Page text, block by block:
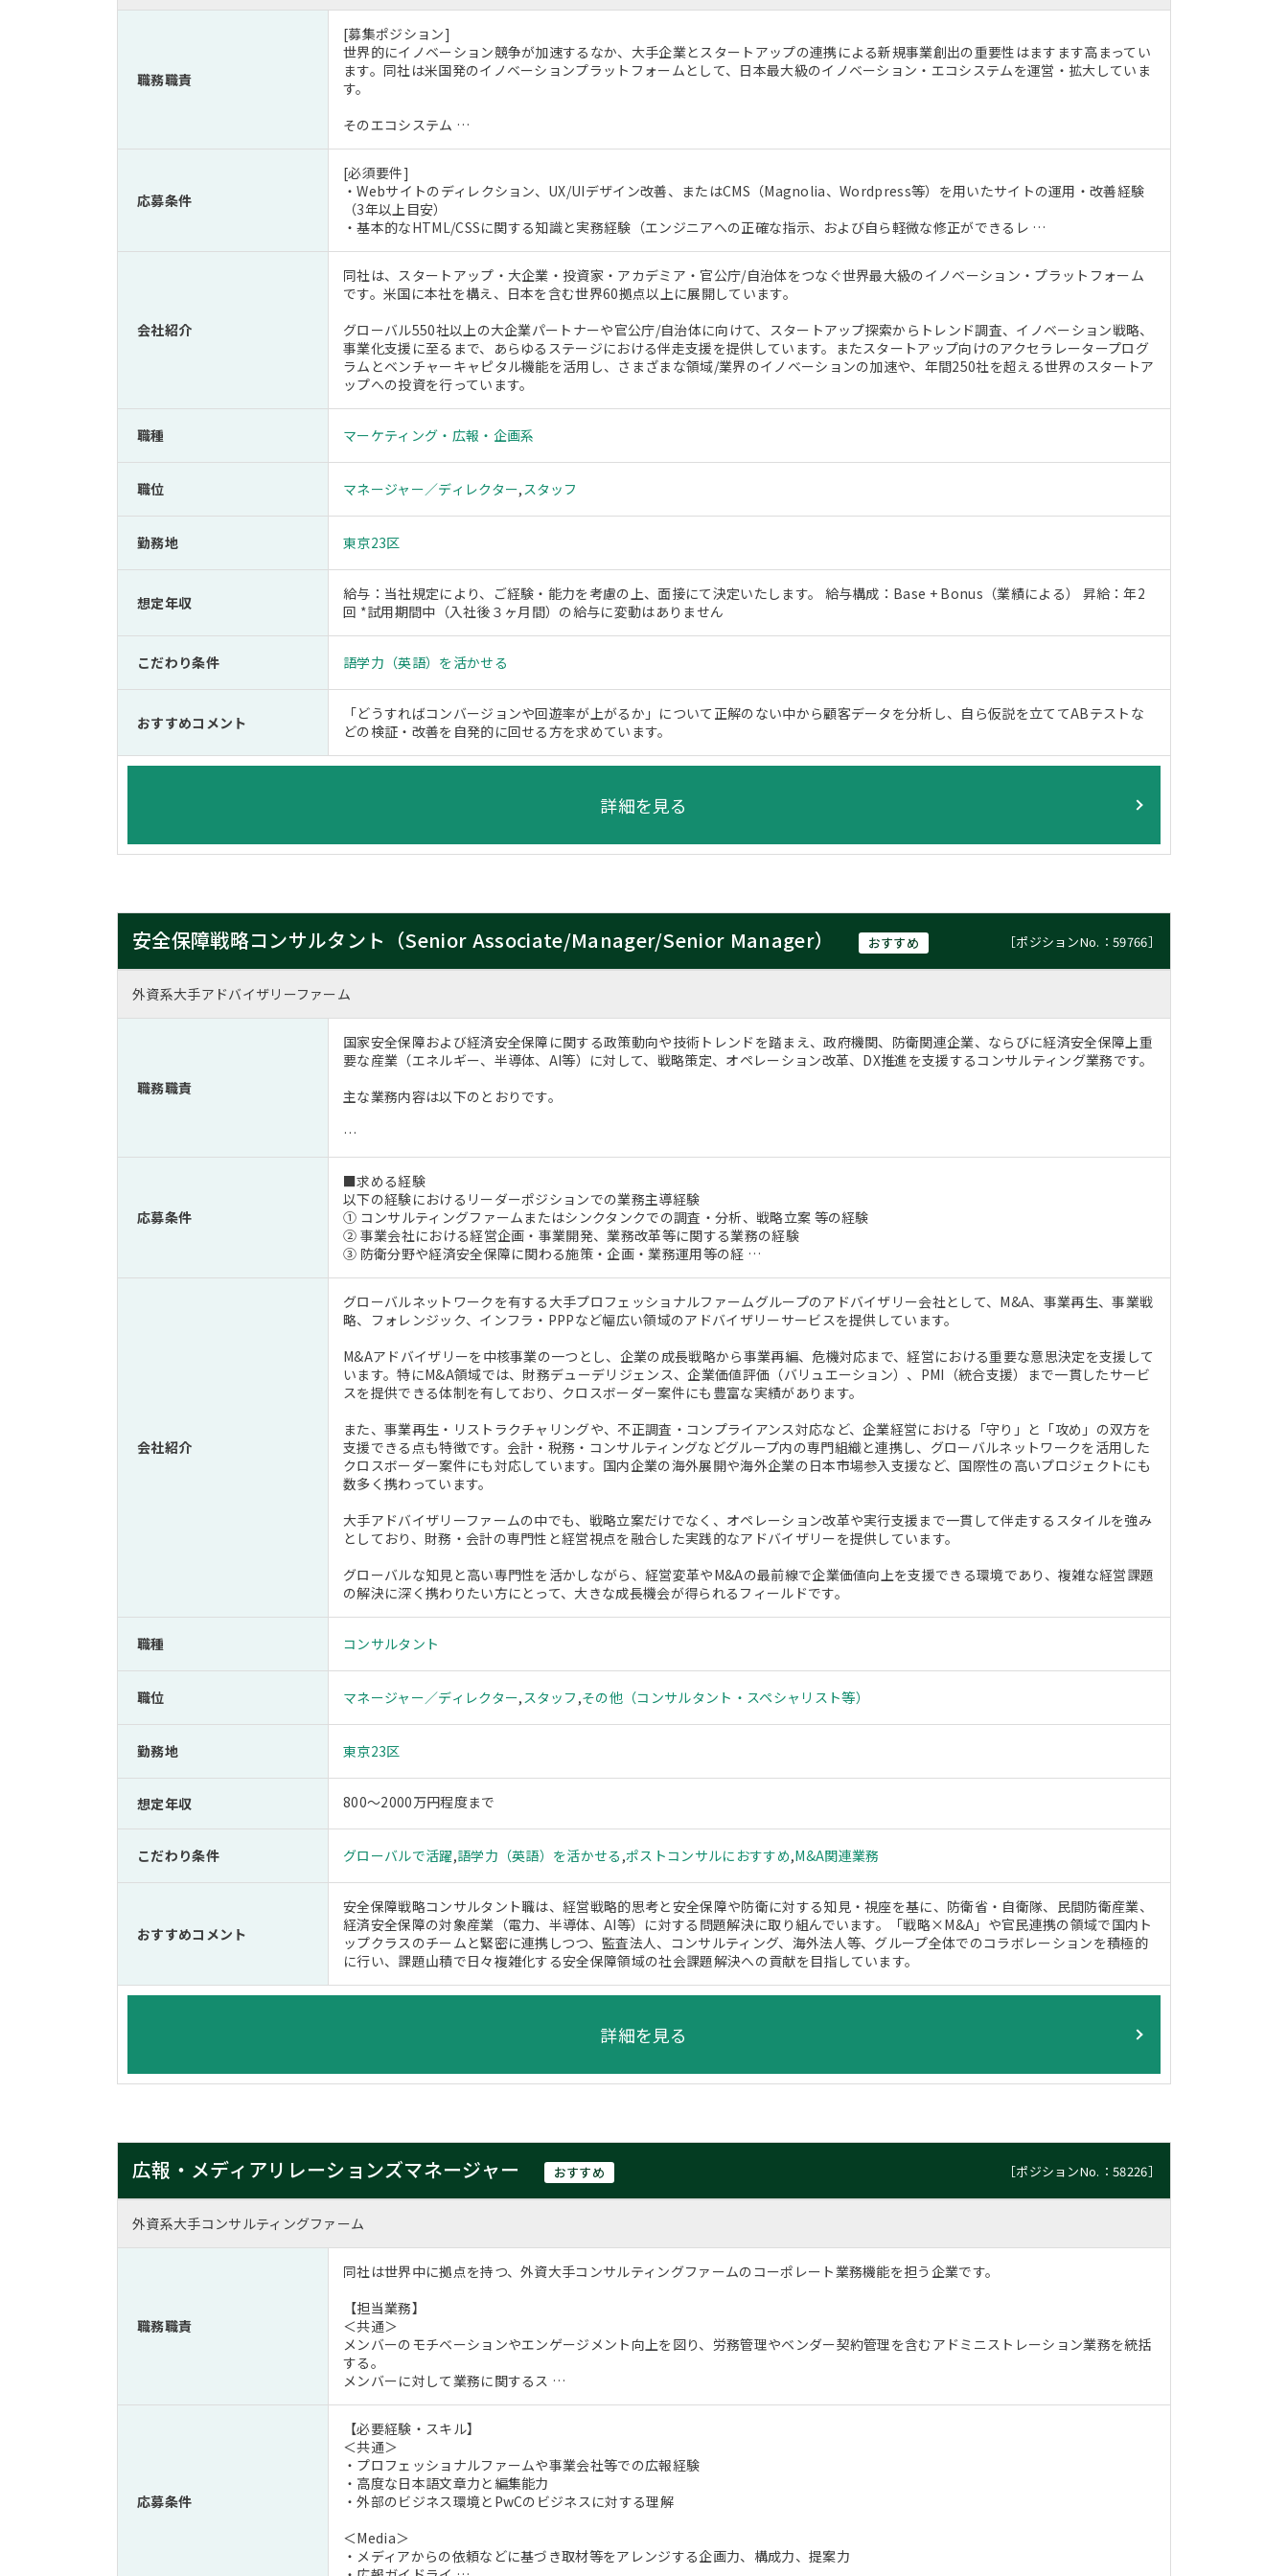
職務職責
[募集ポジション]
世界的にイノベーション競争が加速するなか、大手企業とスタートアップの連携による新規事業創出の重要性はますます高まってい
ます。同社は米国発のイノベーションプラットフォームとして、日本最大級のイノベーション・エコシステムを運営・拡大していま
す。
そのエコシステム …
応募条件
[必須要件]
・Webサイトのディレクション、UX/UIデザイン改善、またはCMS（Magnolia、Wordpress等）を用いたサイトの運用・改善経験
（3年以上目安）
・基本的なHTML/CSSに関する知識と実務経験（エンジニアへの正確な指示、および自ら軽微な修正ができるレ …
会社紹介
同社は、スタートアップ・大企業・投資家・アカデミア・官公庁/自治体をつなぐ世界最大級のイノベーション・プラットフォーム
です。米国に本社を構え、日本を含む世界60拠点以上に展開しています。
グローバル550社以上の大企業パートナーや官公庁/自治体に向けて、スタートアップ探索からトレンド調査、イノベーション戦略、
事業化支援に至るまで、あらゆるステージにおける伴走支援を提供しています。またスタートアップ向けのアクセラレータープログ
ラムとベンチャーキャピタル機能を活用し、さまざまな領域/業界のイノベーションの加速や、年間250社を超える世界のスタートア
ップへの投資を行っています。
職種 マーケティング・広報・企画系
職位 マネージャー／ディレクター,スタッフ
勤務地 東京23区
想定年収
給与：当社規定により、ご経験・能力を考慮の上、面接にて決定いたします。 給与構成：Base + Bonus（業績による） 昇給：年2
回 *試用期間中（入社後３ヶ月間）の給与に変動はありません
こだわり条件 語学力（英語）を活かせる
おすすめコメント
「どうすればコンバージョンや回遊率が上がるか」について正解のない中から顧客データを分析し、自ら仮説を立ててABテストな
どの検証・改善を自発的に回せる方を求めています。
詳細を見る
安全保障戦略コンサルタント（Senior Associate/Manager/Senior Manager） おすすめ ［ポジションNo.：59766］
外資系大手アドバイザリーファーム
職務職責
国家安全保障および経済安全保障に関する政策動向や技術トレンドを踏まえ、政府機関、防衛関連企業、ならびに経済安全保障上重
要な産業（エネルギー、半導体、AI等）に対して、戦略策定、オペレーション改革、DX推進を支援するコンサルティング業務です。
主な業務内容は以下のとおりです。
…
応募条件
■求める経験
以下の経験におけるリーダーポジションでの業務主導経験
① コンサルティングファームまたはシンクタンクでの調査・分析、戦略立案 等の経験
② 事業会社における経営企画・事業開発、業務改革等に関する業務の経験
③ 防衛分野や経済安全保障に関わる施策・企画・業務運用等の経 …
会社紹介
グローバルネットワークを有する大手プロフェッショナルファームグループのアドバイザリー会社として、M&A、事業再生、事業戦
略、フォレンジック、インフラ・PPPなど幅広い領域のアドバイザリーサービスを提供しています。
M&Aアドバイザリーを中核事業の一つとし、企業の成長戦略から事業再編、危機対応まで、経営における重要な意思決定を支援して
います。特にM&A領域では、財務デューデリジェンス、企業価値評価（バリュエーション）、PMI（統合支援）まで一貫したサービ
スを提供できる体制を有しており、クロスボーダー案件にも豊富な実績があります。
また、事業再生・リストラクチャリングや、不正調査・コンプライアンス対応など、企業経営における「守り」と「攻め」の双方を
支援できる点も特徴です。会計・税務・コンサルティングなどグループ内の専門組織と連携し、グローバルネットワークを活用した
クロスボーダー案件にも対応しています。国内企業の海外展開や海外企業の日本市場参入支援など、国際性の高いプロジェクトにも
数多く携わっています。
大手アドバイザリーファームの中でも、戦略立案だけでなく、オペレーション改革や実行支援まで一貫して伴走するスタイルを強み
としており、財務・会計の専門性と経営視点を融合した実践的なアドバイザリーを提供しています。
グローバルな知見と高い専門性を活かしながら、経営変革やM&Aの最前線で企業価値向上を支援できる環境であり、複雑な経営課題
の解決に深く携わりたい方にとって、大きな成長機会が得られるフィールドです。
職種 コンサルタント
職位 マネージャー／ディレクター,スタッフ ,その他（コンサルタント・スペシャリスト等）
勤務地 東京23区
想定年収 800～2000万円程度まで
こだわり条件 グローバルで活躍,語学力（英語）を活かせる ,ポストコンサルにおすすめ,M&A関連業務
おすすめコメント
安全保障戦略コンサルタント職は、経営戦略的思考と安全保障や防衛に対する知見・視座を基に、防衛省・自衛隊、民間防衛産業、
経済安全保障の対象産業（電力、半導体、AI等）に対する問題解決に取り組んでいます。「戦略×M&A」や官民連携の領域で国内ト
ップクラスのチームと緊密に連携しつつ、監査法人、コンサルティング、海外法人等、グループ全体でのコラボレーションを積極的
に行い、課題山積で日々複雑化する安全保障領域の社会課題解決への貢献を目指しています。
詳細を見る
広報・メディアリレーションズマネージャー おすすめ ［ポジションNo.：58226］
外資系大手コンサルティングファーム
職務職責
同社は世界中に拠点を持つ、外資大手コンサルティングファームのコーポレート業務機能を担う企業です。
【担当業務】
＜共通＞
メンバーのモチベーションやエンゲージメント向上を図り、労務管理やベンダー契約管理を含むアドミニストレーション業務を統括
する。
メンバーに対して業務に関するス …
応募条件
【必要経験・スキル】
＜共通＞
・プロフェッショナルファームや事業会社等での広報経験
・高度な日本語文章力と編集能力
・外部のビジネス環境とPwCのビジネスに対する理解
＜Media＞
・メディアからの依頼などに基づき取材等をアレンジする企画力、構成力、提案力